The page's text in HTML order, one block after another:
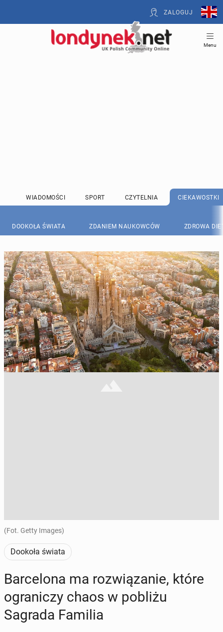
ZALOGUJ
Menu
WIADOMOŚCI SPORT CZYTELNIA CIEKAWOSTKI
DOOKOŁA ŚWIATA ZDANIEM NAUKOWCÓW ZDROWA
(Fot. Getty Images)
Dookoła świata
Bar­ce­lo­na ma roz­wią­za­nie, które
ogra­ni­czy chaos w pobliżu
Sagrada Familia